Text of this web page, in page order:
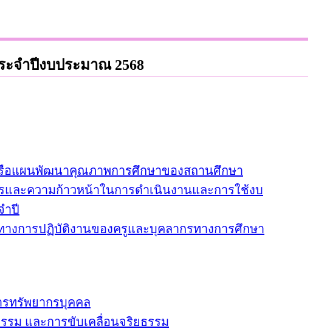
จำปีงบประมาณ 2568
อแผนพัฒนาคุณภาพการศึกษาของสถานศึกษา
ละความก้าวหน้าในการดำเนินงานและการใช้งบ
ำปี
งการปฏิบัติงานของครูและบุคลากรทางการศึกษา
ทรัพยากรบุคคล
รม และการขับเคลื่อนจริยธรรม